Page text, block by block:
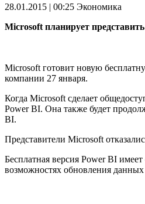
28.01.2015 | 00:25 Экономика
Microsoft планирует
Microsoft готовит новую
компании 27 января.
Когда Microsoft сделает
Power BI. Она также будет
BI.
Представители Microsoft
Бесплатная версия Power BI
возможностях обновления